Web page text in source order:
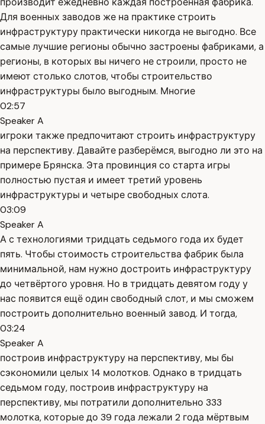
Для военных заводов же на практике строить
инфраструктуру практически никогда не выгодно. Все
самые лучшие регионы обычно застроены фабриками, а
регионы, в которых вы ничего не строили, просто не
имеют столько слотов, чтобы строительство
инфраструктуры было выгодным. Многие
02:57
Speaker A
игроки также предпочитают строить инфраструктуру
на перспективу. Давайте разберёмся, выгодно ли это на
примере Брянска. Эта провинция со старта игры
полностью пустая и имеет третий уровень
инфраструктуры и четыре свободных слота.
03:09
Speaker A
А с технологиями тридцать седьмого года их будет
пять. Чтобы стоимость строительства фабрик была
минимальной, нам нужно достроить инфраструктуру
до четвёртого уровня. Но в тридцать девятом году у
нас появится ещё один свободный слот, и мы сможем
построить дополнительно военный завод. И тогда,
03:24
Speaker A
построив инфраструктуру на перспективу, мы бы
сэкономили целых 14 молотков. Однако в тридцать
седьмом году, построив инфраструктуру на
перспективу, мы потратили дополнительно 333
молотка, которые до 39 года лежали 2 года мёртвым